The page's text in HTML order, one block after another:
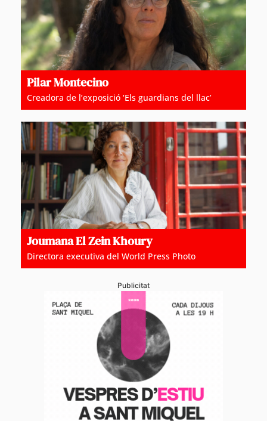
Pilar Montecino
Creadora de l’exposició ‘Els guardians del llac’
Joumana El Zein Khoury
Directora executiva del World Press Photo
Publicitat